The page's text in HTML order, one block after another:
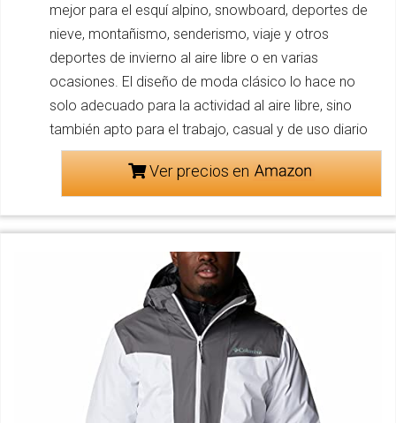
mejor para el esquí alpino, snowboard, deportes de
nieve, montañismo, senderismo, viaje y otros
deportes de invierno al aire libre o en varias
ocasiones. El diseño de moda clásico lo hace no
solo adecuado para la actividad al aire libre, sino
también apto para el trabajo, casual y de uso diario
Ver precios en